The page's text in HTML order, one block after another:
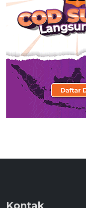
Kontak